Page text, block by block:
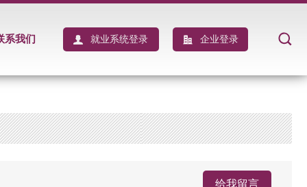
系我们 就业系统登录 企业登录
给我留言